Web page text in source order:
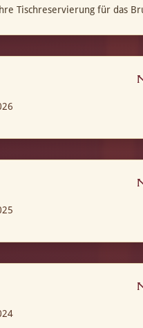
Tischreservierung für das